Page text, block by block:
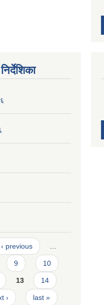
‹ previous
9 10
13 14
› last »